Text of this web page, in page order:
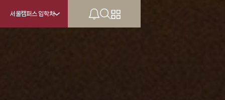
서울캠퍼스 입학처